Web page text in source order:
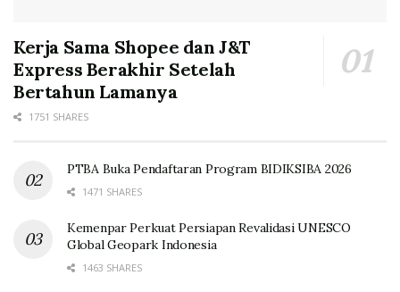
Kerja Sama Shopee dan J&T
Express Berakhir Setelah
Bertahun Lamanya
1751 SHARES
PTBA Buka Pendaftaran Program BIDIKSIBA 2026
1471 SHARES
Kemenpar Perkuat Persiapan Revalidasi UNESCO
Global Geopark Indonesia
1463 SHARES